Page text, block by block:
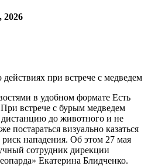
2026
в удобном формате Есть
встрече с бурым медведем
до животного и не
постараться визуально казаться
нападения. Об этом 27 мая
сотрудник дирекции
Екатерина Блидченко.